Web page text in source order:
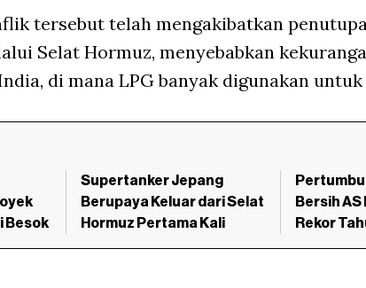
tersebut telah mengakibatkan
Selat Hormuz, menyebabkan
di mana LPG banyak digunakan untuk
Besok
Supertanker Jepang
Berupaya Keluar dari Selat
Hormuz Pertama Kali
Bersih
Rekor